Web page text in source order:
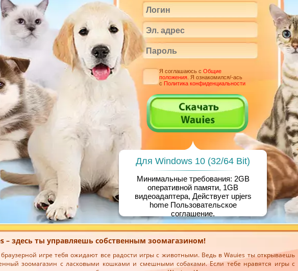
– здесь ты управляешь собственным зоомагазином!
игре тебя ожидают все радости игры с животными. Ведь в Wauies ты открываешь
зоомагазин с ласковыми кошками и смешными собаками. Если тебе нравятся игры с
Я соглашаюсь с Общие
положения . Я ознакомился/-ась
с Политика конфиденциальности
Для Windows 10 (32/64 Bit)
Минимальные требования: 2GB
оперативной памяти, 1GB
видеоадаптера, Действует upjers
home Пользовательское
соглашение.